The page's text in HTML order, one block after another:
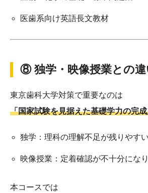
医歯系向け英語長文教材
⑧ 独学・映像授業との違
東京歯科大学対策で重要なのは
「国家試験を見据えた基礎学力の完
独学：理科の理解不足が残りやすい
映像授業：定着確認が不十分にな
本コースでは